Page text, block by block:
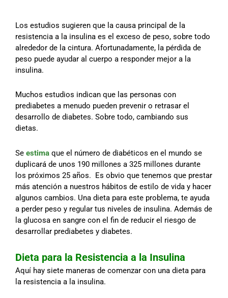
Los estudios sugieren que la causa principal de la
resistencia a la insulina es el exceso de peso, sobre todo
alrededor de la cintura. Afortunadamente, la pérdida de
peso puede ayudar al cuerpo a responder mejor a la
insulina.
Muchos estudios indican que las personas con
prediabetes a menudo pueden prevenir o retrasar el
desarrollo de diabetes. Sobre todo, cambiando sus
dietas.
Se estima que el número de diabéticos en el mundo se
duplicará de unos 190 millones a 325 millones durante
los próximos 25 años. Es obvio que tenemos que prestar
más atención a nuestros hábitos de estilo de vida y hacer
algunos cambios. Una dieta para este problema, te ayuda
a perder peso y regular tus niveles de insulina. Además de
la glucosa en sangre con el fin de reducir el riesgo de
desarrollar prediabetes y diabetes.
Dieta para la Resistencia a la Insulina
Aquí hay siete maneras de comenzar con una dieta para
la resistencia a la insulina.